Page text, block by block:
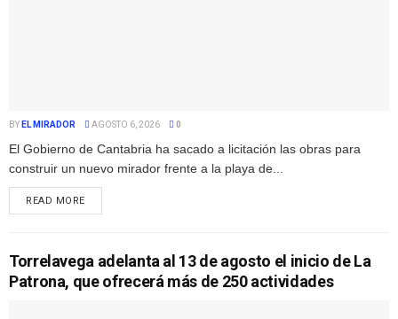
BY EL MIRADOR AGOSTO 6, 2026 0
El Gobierno de Cantabria ha sacado a licitación las obras para
construir un nuevo mirador frente a la playa de...
READ MORE
Torrelavega adelanta al 13 de agosto el inicio de La
Patrona, que ofrecerá más de 250 actividades